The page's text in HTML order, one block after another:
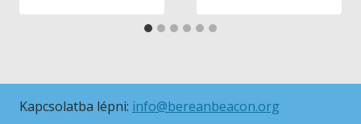
Kapcsolatba lépni: info@bereanbeacon.org